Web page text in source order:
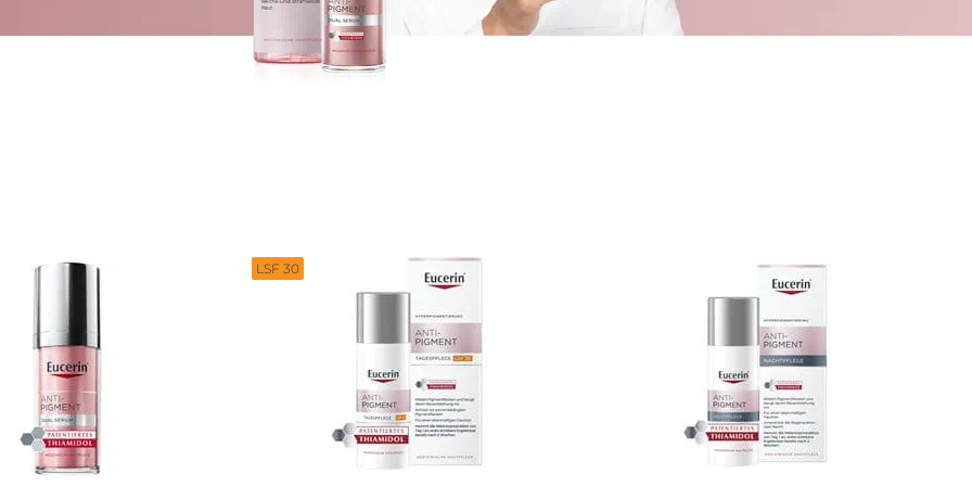
DermoPure Clinical
Hyaluron-Filler - Alle
UreaRepair
Alle Produkte ansehen
LSF 30